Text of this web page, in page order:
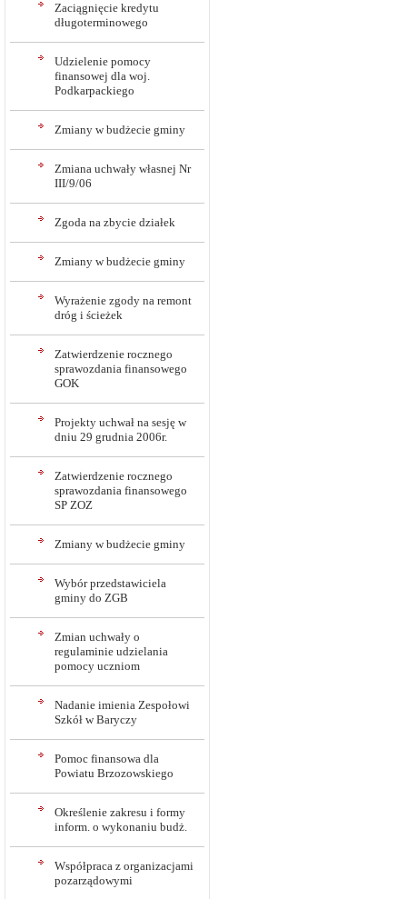
Zaciągnięcie kredytu
długoterminowego
Udzielenie pomocy
finansowej dla woj.
Podkarpackiego
Zmiany w budżecie gminy
Zmiana uchwały własnej Nr
III/9/06
Zgoda na zbycie działek
Zmiany w budżecie gminy
Wyrażenie zgody na remont
dróg i ścieżek
Zatwierdzenie rocznego
sprawozdania finansowego
GOK
Projekty uchwał na sesję w
dniu 29 grudnia 2006r.
Zatwierdzenie rocznego
sprawozdania finansowego
SP ZOZ
Zmiany w budżecie gminy
Wybór przedstawiciela
gminy do ZGB
Zmian uchwały o
regulaminie udzielania
pomocy uczniom
Nadanie imienia Zespołowi
Szkół w Baryczy
Pomoc finansowa dla
Powiatu Brzozowskiego
Określenie zakresu i formy
inform. o wykonaniu budż.
Współpraca z organizacjami
pozarządowymi